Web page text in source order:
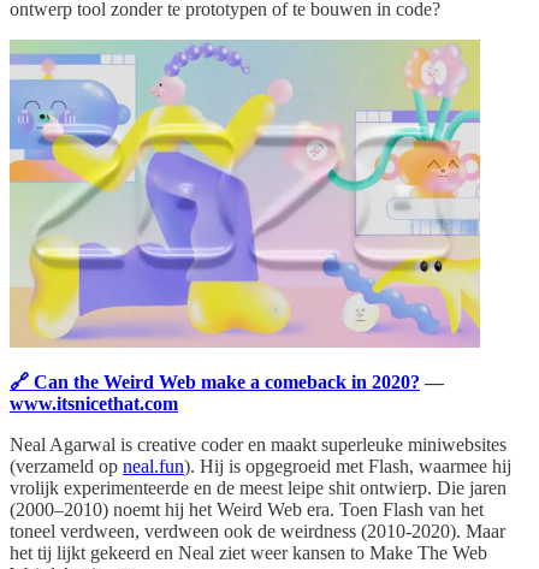
ontwerp tool zonder te prototypen of te bouwen in code?
🔗 Can the Weird Web make a comeback in 2020? —
www.itsnicethat.com
Neal Agarwal is creative coder en maakt superleuke miniwebsites
(verzameld op neal.fun). Hij is opgegroeid met Flash, waarmee hij
vrolijk experimenteerde en de meest leipe shit ontwierp. Die jaren
(2000–2010) noemt hij het Weird Web era. Toen Flash van het
toneel verdween, verdween ook de weirdness (2010-2020). Maar
het tij lijkt gekeerd en Neal ziet weer kansen to Make The Web